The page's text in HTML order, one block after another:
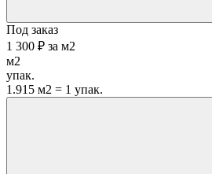
Под заказ
1 300 ₽ за м2
м2
упак.
1.915 м2 = 1 упак.